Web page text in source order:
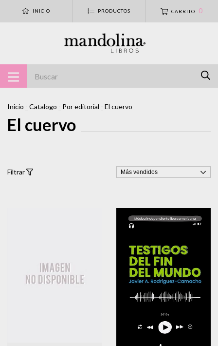
INICIO PRODUCTOS CARRITO 0
Inicio - Catalogo - Por editorial - El cuervo
El cuervo
Filtrar